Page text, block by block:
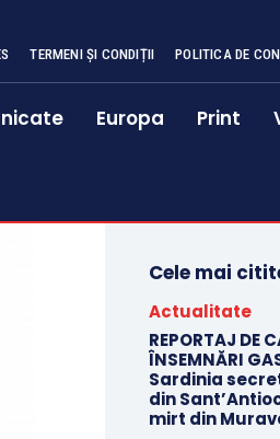
TERMENI ȘI CONDIȚII POLITICA DE
Europa Print
Cele mai
Actualitate
REPORTAJ DE
ÎNSEMNĂRI
Sardinia
din
mirt din